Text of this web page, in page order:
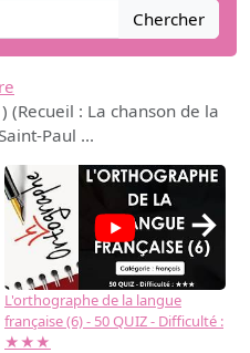
Chercher
(Recueil : La chanson de la
Paul ...
L'orthographe de la langue
française (6) - 50 QUIZ - Difficulté :
★★★
→